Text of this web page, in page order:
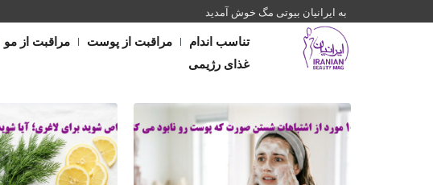
به ایرانیان بیوتی مگ خوش آمدید
تناسب اندام مراقبت از پوست مراقبت از مو
غذای رژیمی